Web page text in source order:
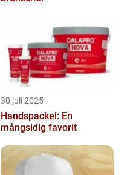
30 juli 2025
Handspackel: En
mångsidig favorit